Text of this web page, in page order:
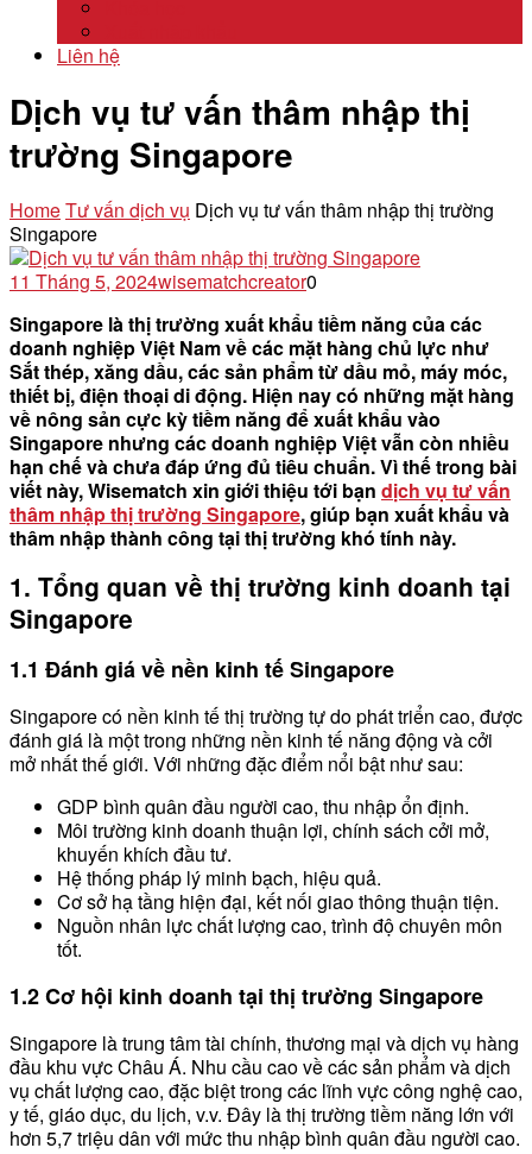
Liên hệ
Dịch vụ tư vấn thâm nhập thị
trường Singapore
HomeTư vấn dịch vụ Dịch vụ tư vấn thâm nhập thị trường
Singapore
11 Tháng 5, 2024wisematchcreator0
Singapore là thị trường xuất khẩu tiềm năng của các
doanh nghiệp Việt Nam về các mặt hàng chủ lực như
Sắt thép, xăng dầu, các sản phẩm từ dầu mỏ, máy móc,
thiết bị, điện thoại di động. Hiện nay có những mặt hàng
về nông sản cực kỳ tiềm năng để xuất khẩu vào
Singapore nhưng các doanh nghiệp Việt vẫn còn nhiều
hạn chế và chưa đáp ứng đủ tiêu chuẩn. Vì thế trong bài
viết này, Wisematch xin giới thiệu tới bạn dịch vụ tư vấn
thâm nhập thị trường Singapore, giúp bạn xuất khẩu và
thâm nhập thành công tại thị trường khó tính này.
1. Tổng quan về thị trường kinh doanh tại
Singapore
1.1 Đánh giá về nền kinh tế Singapore
Singapore có nền kinh tế thị trường tự do phát triển cao, được
đánh giá là một trong những nền kinh tế năng động và cởi
mở nhất thế giới. Với những đặc điểm nổi bật như sau:
GDP bình quân đầu người cao, thu nhập ổn định.
Môi trường kinh doanh thuận lợi, chính sách cởi mở,
khuyến khích đầu tư.
Hệ thống pháp lý minh bạch, hiệu quả.
Cơ sở hạ tầng hiện đại, kết nối giao thông thuận tiện.
Nguồn nhân lực chất lượng cao, trình độ chuyên môn
tốt.
1.2 Cơ hội kinh doanh tại thị trường Singapore
Singapore là trung tâm tài chính, thương mại và dịch vụ hàng
đầu khu vực Châu Á. Nhu cầu cao về các sản phẩm và dịch
vụ chất lượng cao, đặc biệt trong các lĩnh vực công nghệ cao,
y tế, giáo dục, du lịch, v.v. Đây là thị trường tiềm năng lớn với
hơn 5,7 triệu dân với mức thu nhập bình quân đầu người cao.